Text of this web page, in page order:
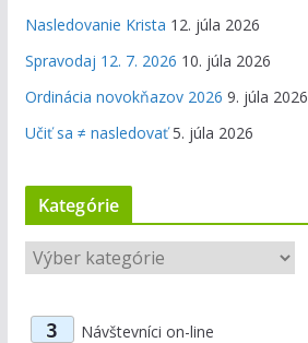
Nasledovanie Krista 12. júla 2026
Spravodaj 12. 7. 2026 10. júla 2026
Ordinácia novokňazov 2026 9. júla 2026
Učiť sa ≠ nasledovať 5. júla 2026
Kategórie
K
a
3 Návštevníci on-line